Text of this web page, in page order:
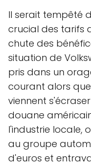
Il serait tempêté
crucial des tarifs
chute des
situation de
pris dans un
courant alors
viennent
douane
l'industrie locale,
au groupe
d'euros et